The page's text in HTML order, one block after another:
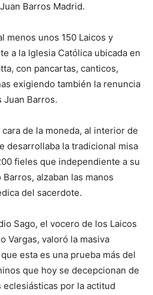
Barros Madrid.
menos unos 150 Laicos y
a la Iglesia Católica ubicada en
con pancartas, canticos,
exigiendo también la renuncia
Juan Barros.
de la moneda, al interior de
desarrollaba la tradicional misa
fieles que independiente a su
alzaban las manos
del sacerdote.
Sago, el vocero de los Laicos
Vargas, valoró la masiva
esta es una prueba más del
que hoy se decepcionan de
eclesiásticas por la actitud